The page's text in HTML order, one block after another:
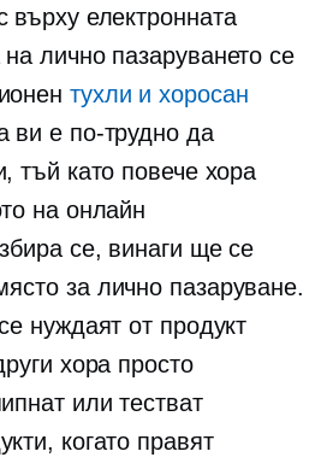
върху електронната
на личнопазаруването се
тухли и хоросан
ви е по-трудно да
тъй като повече хора
на онлайн
се, винаги ще се
за лично пазаруване.
нуждаят от продукт
хора просто
или тестват
когато правят